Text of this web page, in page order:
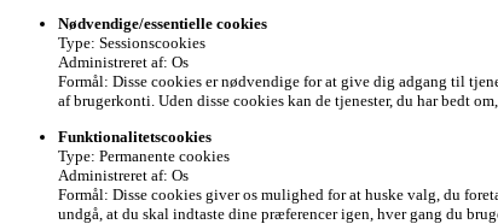
Nødvendige/essentielle cookies
Type: Sessionscookies
Administreret af: Os
Formål: Disse cookies er nødvendige for at give dig adgang til
af brugerkonti. Uden disse cookies kan de tjenester, du har bedt
Funktionalitetscookies
Type: Permanente cookies
Administreret af: Os
Formål: Disse cookies giver os mulighed for at huske valg, du
undgå, at du skal indtaste dine præferencer igen, hver gang du